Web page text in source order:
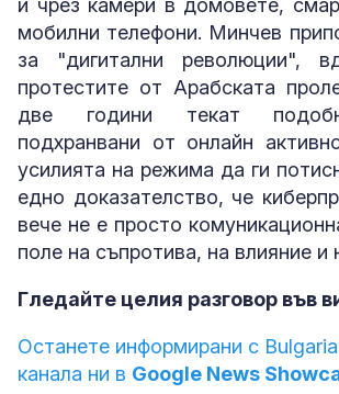
и чрез камери в домовете,
мобилни телефони. Минчев
за "дигитални революции",
протестите от Арабската
две години текат
подхранвани от онлайн
усилията на режима да ги
едно доказателство, че
вече не е просто
поле на съпротива, на влияние и
Гледайте целия разговор във
Останете информирани с
канала ни в Google News